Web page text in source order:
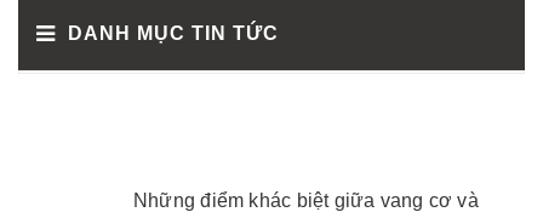
DANH MỤC TIN TỨC
Những điểm khác biệt giữa vang cơ và